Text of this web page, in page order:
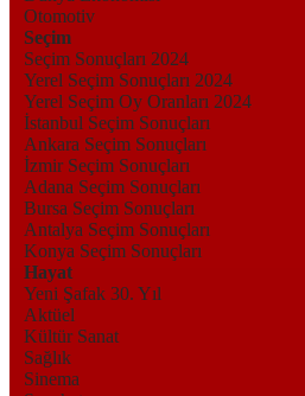
Otomotiv
Seçim
Seçim Sonuçları 2024
Yerel Seçim Sonuçları 2024
Yerel Seçim Oy Oranları 2024
İstanbul Seçim Sonuçları
Ankara Seçim Sonuçları
İzmir Seçim Sonuçları
Adana Seçim Sonuçları
Bursa Seçim Sonuçları
Antalya Seçim Sonuçları
Konya Seçim Sonuçları
Hayat
Yeni Şafak 30. Yıl
Aktüel
Kültür Sanat
Sağlık
Sinema